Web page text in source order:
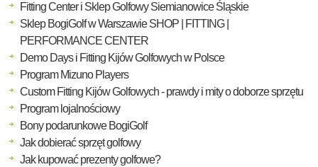
Fitting Center i Sklep Golfowy Siemianowice Śląskie
Sklep BogiGolf w Warszawie SHOP | FITTING |
PERFORMANCE CENTER
Demo Days i Fitting Kijów Golfowych w Polsce
Program Mizuno Players
Custom Fitting Kijów Golfowych - prawdy i mity o doborze sprzętu
Program lojalnościowy
Bony podarunkowe BogiGolf
Jak dobierać sprzęt golfowy
Jak kupować prezenty golfowe?